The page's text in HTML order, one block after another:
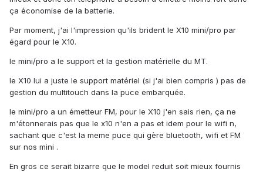
ça économise de la batterie.
Par moment, j'ai l'impression qu'ils brident le X10 mini/pro par
égard pour le X10.
le mini/pro a le support et la gestion matérielle du MT.
le X10 lui a juste le support matériel (si j'ai bien compris ) pas de
gestion du multitouch dans la puce embarquée.
le mini/pro a un émetteur FM, pour le X10 j'en sais rien, ça ne
m'étonnerais pas que le x10 n'en a pas et idem pour le wifi n,
sachant que c'est la meme puce qui gère bluetooth, wifi et FM
sur nos mini .
En gros ce serait bizarre que le model reduit soit mieux fournis